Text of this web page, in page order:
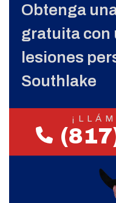
Obtenga
gratuita con
lesiones
Southlake